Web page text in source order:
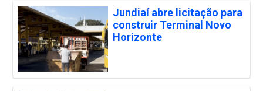
Jundiaí abre licitação para
construir Terminal Novo
Horizonte